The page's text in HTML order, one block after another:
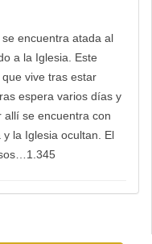
encuentra atada al
a la Iglesia. Este
vive tras estar
espera varios días y
allí se encuentra con
la Iglesia ocultan. El